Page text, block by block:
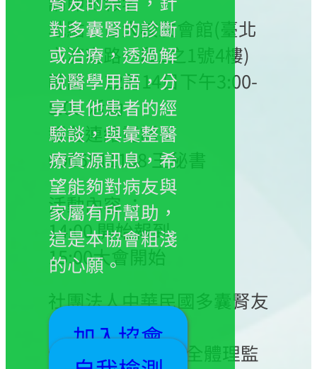
對多囊腎的診斷
或治療，透過解
說醫學用語，分
享其他患者的經
驗談，與彙整醫
療資源訊息，希
望能夠對病友與
家屬有所幫助，
這是本協會粗淺
的心願。
加入協會
地點：台大校友會館(臺北
市濟南路一段2之1號4樓)
時間：12月14日下午3:00-
5:00 活動
報名連絡電話：
0965511138 王秘書
活動內容 ：
14:00 開始報到
15:00大會開始
社團法人中華民國多囊腎友
協會
理事長 高芷華 暨全體理監